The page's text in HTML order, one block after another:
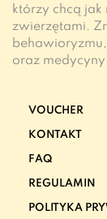
którzy chcą
zwierzętami.
oraz
VOUCHER
KONTAKT
FAQ
REGULAMIN
POLITYKA